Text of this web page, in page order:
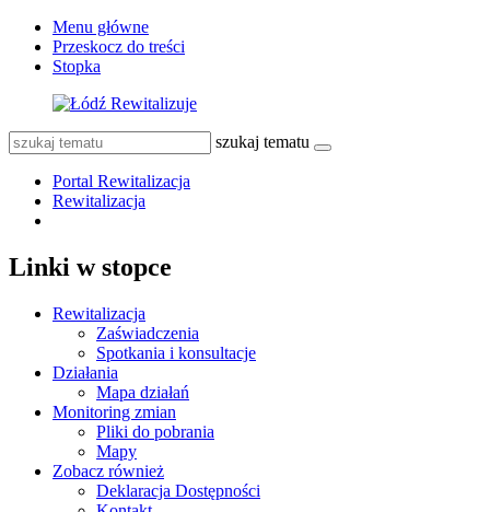
Menu główne
Przeskocz do treści
Stopka
szukaj tematu
Portal Rewitalizacja
Rewitalizacja
Linki w stopce
Rewitalizacja
Zaświadczenia
Spotkania i konsultacje
Działania
Mapa działań
Monitoring zmian
Pliki do pobrania
Mapy
Zobacz również
Deklaracja Dostępności